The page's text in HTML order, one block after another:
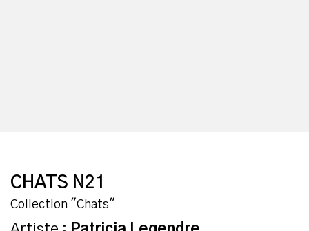
CHATS N21
Collection "Chats"